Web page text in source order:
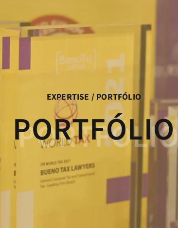
EXPERTISE / PORTFÓLIO
PORTFÓLIO